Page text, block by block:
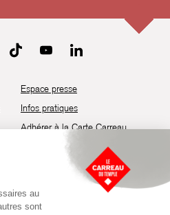
Espace presse
Infos pratiques
Adhérer à la Carte Carreau
Guide d’accessibilité